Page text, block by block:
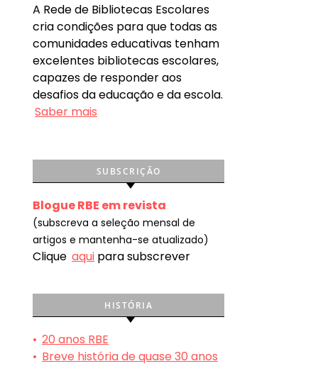
A Rede de Bibliotecas Escolares
cria condições para que todas as
comunidades educativas tenham
excelentes bibliotecas escolares,
capazes de responder aos
desafios da educação e da escola.
Saber mais
SUBSCRIÇÃO
Blogue RBE em revista
(subscreva a seleção mensal de
artigos e mantenha-se atualizado)
Clique aqui para subscrever
HISTÓRIA
• 20 anos RBE
• Breve história de quase 30 anos